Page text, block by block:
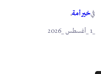
فيخير أمة.
_1 _أغسطس _2026